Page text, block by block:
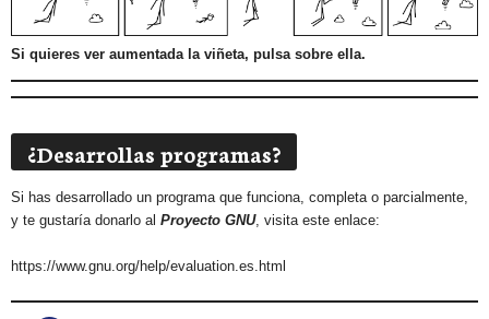
Si quieres ver aumentada la viñeta, pulsa sobre ella.
¿Desarrollas programas?
Si has desarrollado un programa que funciona, completa o parcialmente,
y te gustaría donarlo al Proyecto GNU, visita este enlace:
https://www.gnu.org/help/evaluation.es.html